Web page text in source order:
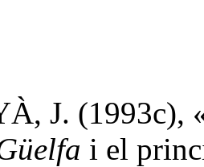
J. (1993c),
i el